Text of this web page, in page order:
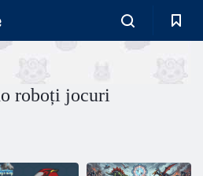
roboți jocuri